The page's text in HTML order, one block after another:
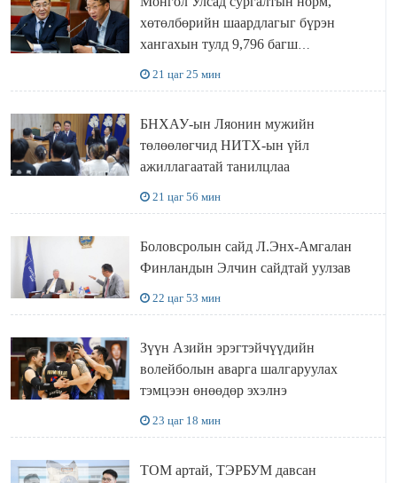
хөтөлбөрийн шаардлагыг бүрэн
хангахын тулд 9,796 багш
21 цаг 25 мин
БНХАУ-ын Ляонин мужийн
төлөөлөгчид НИТХ-ын үйл
ажиллагаатай танилцлаа
21 цаг 56 мин
Боловсролын сайд Л.Энх-Амгалан
Финландын Элчин сайдтай уулзав
22 цаг 53 мин
Зүүн Азийн эрэгтэйчүүдийн
волейболын аварга шалгаруулах
тэмцээн өнөөдөр эхэлнэ
23 цаг 18 мин
ТОМ артай, ТЭРБУМ давсан